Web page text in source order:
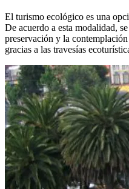
El turismo ecológico es una
De acuerdo a esta modalidad,
preservación y la
gracias a las travesías